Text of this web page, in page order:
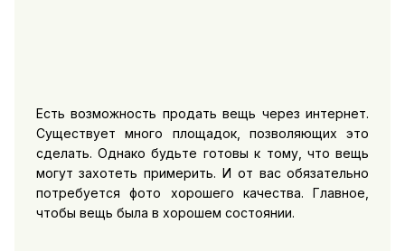
Есть возможность продать вещь через интернет.
Существует много площадок, позволяющих это
сделать. Однако будьте готовы к тому, что вещь
могут захотеть примерить. И от вас обязательно
потребуется фото хорошего качества. Главное,
чтобы вещь была в хорошем состоянии.